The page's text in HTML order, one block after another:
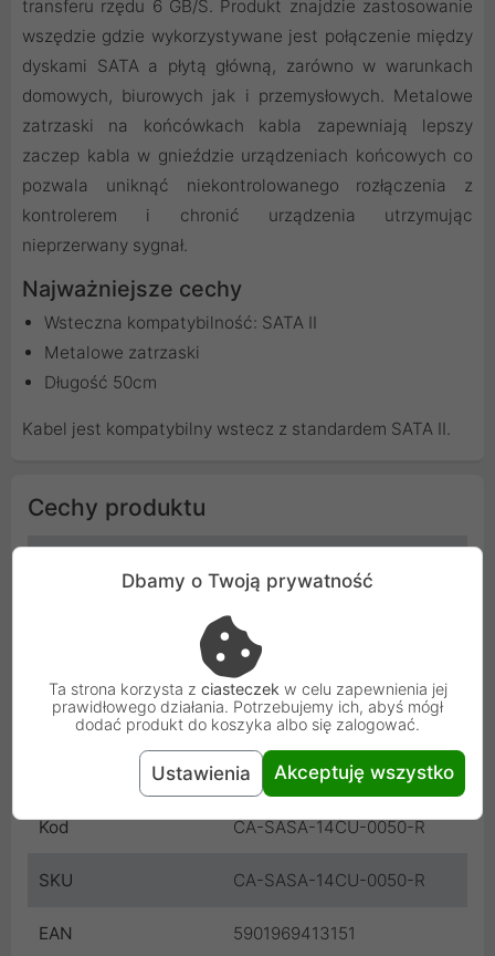
transferu rzędu 6 GB/S. Produkt znajdzie zastosowanie
wszędzie gdzie wykorzystywane jest połączenie między
dyskami SATA a płytą główną, zarówno w warunkach
domowych, biurowych jak i przemysłowych. Metalowe
zatrzaski na końcówkach kabla zapewniają lepszy
zaczep kabla w gnieździe urządzeniach końcowych co
pozwala uniknąć niekontrolowanego rozłączenia z
kontrolerem i chronić urządzenia utrzymując
nieprzerwany sygnał.
Najważniejsze cechy
Wsteczna kompatybilność: SATA II
Metalowe zatrzaski
Długość 50cm
Kabel jest kompatybilny wstecz z standardem SATA II.
Cechy produktu
0.5 m
Przewody ekranowane Tak
Lanberg
Kod CA-SASA-14CU-0050-R
SKU CA-SASA-14CU-0050-R
EAN 5901969413151
Dbamy o Twoją prywatność
Ta strona korzysta z ciasteczek w celu zapewnienia jej
prawidłowego działania. Potrzebujemy ich, abyś mógł
dodać produkt do koszyka albo się zalogować.
Ustawienia Akceptuję wszystko